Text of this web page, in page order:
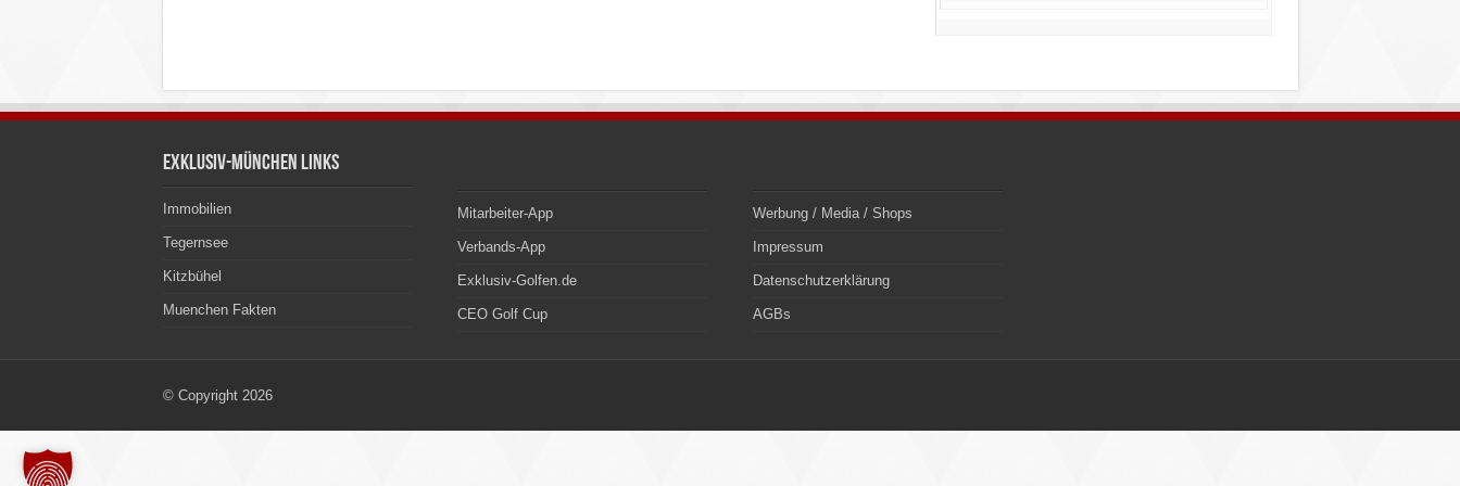
Exklusiv-München Links
Immobilien
Tegernsee
Kitzbühel
Muenchen Fakten
Mitarbeiter-App
Verbands-App
Exklusiv-Golfen.de
CEO Golf Cup
Werbung / Media / Shops
Impressum
Datenschutzerklärung
AGBs
© Copyright 2026